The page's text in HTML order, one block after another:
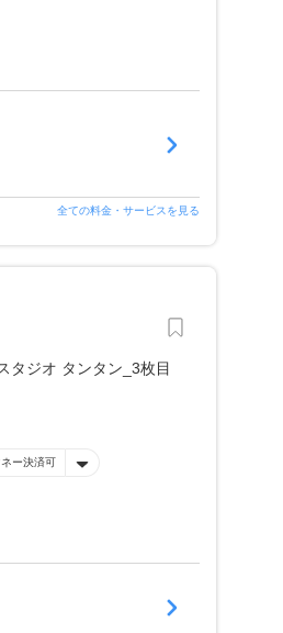
全ての料金・サービスを見る
ー決済可